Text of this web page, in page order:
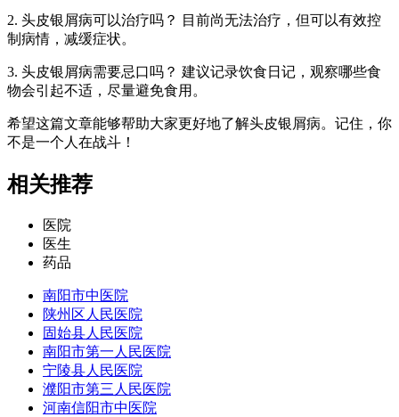
2. 头皮银屑病可以治疗吗？ 目前尚无法治疗，但可以有效控
制病情，减缓症状。
3. 头皮银屑病需要忌口吗？ 建议记录饮食日记，观察哪些食
物会引起不适，尽量避免食用。
希望这篇文章能够帮助大家更好地了解头皮银屑病。记住，你
不是一个人在战斗！
相关推荐
医院
医生
药品
南阳市中医院
陕州区人民医院
固始县人民医院
南阳市第一人民医院
宁陵县人民医院
濮阳市第三人民医院
河南信阳市中医院